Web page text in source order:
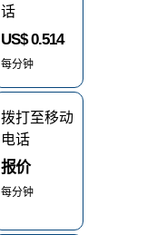
话
US$ 0.514
每分钟
拨打至移动
电话
报价
每分钟